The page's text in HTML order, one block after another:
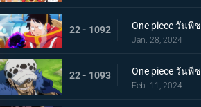
22 - 1092
Jan. 28, 2024
22 - 1093
Feb. 11, 2024